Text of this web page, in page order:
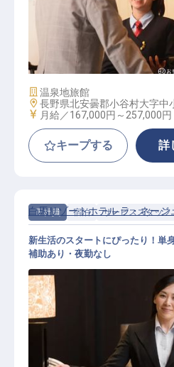
施設業態
温泉地旅館
勤務地
長野県北安曇郡小谷村大字中
給与
月給／167,000円～ 257,000円
キープする 詳
正社員 宿泊 サービススタッフ
白馬リゾートホテル ラ・ネージ
新生活のスタートにぴったり！単
補助あり・夜勤なし